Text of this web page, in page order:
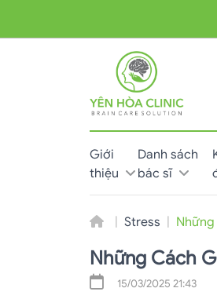
Giới
thiệu
Danh sách
bác sĩ
Stress
Những Cách
15/03/2025 21:43